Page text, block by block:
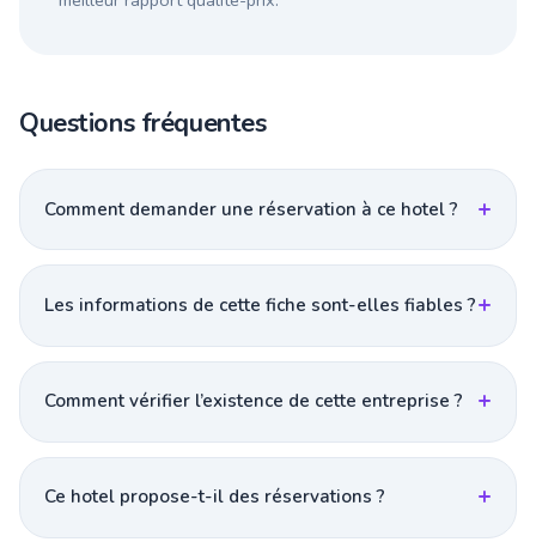
Questions fréquentes
Comment demander une réservation à ce hotel ?
Les informations de cette fiche sont-elles fiables ?
Comment vérifier l’existence de cette entreprise ?
Ce hotel propose-t-il des réservations ?